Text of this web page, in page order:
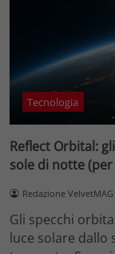
Tecnologia
Reflect Orbital:
sole di notte
Redazione VelvetMAG
Gli specchi
luce solare dallo